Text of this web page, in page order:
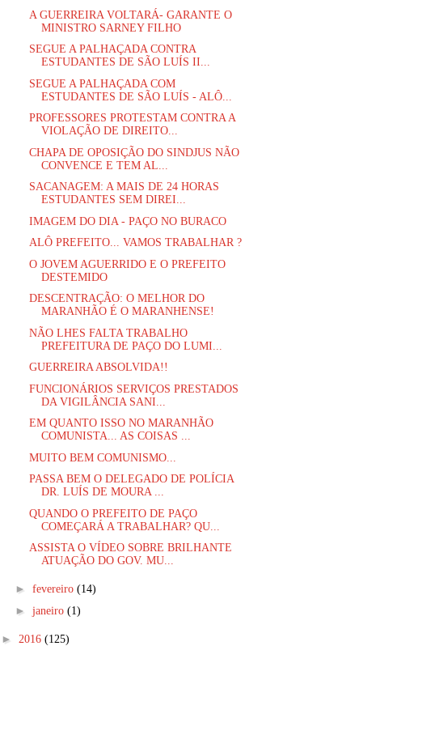
A GUERREIRA VOLTARÁ- GARANTE O
MINISTRO SARNEY FILHO
SEGUE A PALHAÇADA CONTRA
ESTUDANTES DE SÃO LUÍS II...
SEGUE A PALHAÇADA COM
ESTUDANTES DE SÃO LUÍS - ALÔ...
PROFESSORES PROTESTAM CONTRA A
VIOLAÇÃO DE DIREITO...
CHAPA DE OPOSIÇÃO DO SINDJUS NÃO
CONVENCE E TEM AL...
SACANAGEM: A MAIS DE 24 HORAS
ESTUDANTES SEM DIREI...
IMAGEM DO DIA - PAÇO NO BURACO
ALÔ PREFEITO... VAMOS TRABALHAR ?
O JOVEM AGUERRIDO E O PREFEITO
DESTEMIDO
DESCENTRAÇÃO: O MELHOR DO
MARANHÃO É O MARANHENSE!
NÃO LHES FALTA TRABALHO
PREFEITURA DE PAÇO DO LUMI...
GUERREIRA ABSOLVIDA!!
FUNCIONÁRIOS SERVIÇOS PRESTADOS
DA VIGILÂNCIA SANI...
EM QUANTO ISSO NO MARANHÃO
COMUNISTA... AS COISAS ...
MUITO BEM COMUNISMO...
PASSA BEM O DELEGADO DE POLÍCIA
DR. LUÍS DE MOURA ...
QUANDO O PREFEITO DE PAÇO
COMEÇARÁ A TRABALHAR? QU...
ASSISTA O VÍDEO SOBRE BRILHANTE
ATUAÇÃO DO GOV. MU...
► fevereiro (14)
► janeiro (1)
► 2016 (125)